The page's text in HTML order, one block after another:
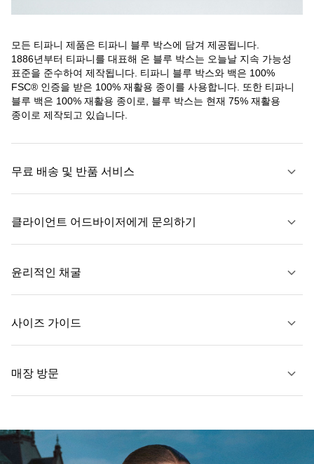
모든 티파니 제품은 티파니 블루 박스에 담겨 제공됩니다.
1886년부터 티파니를 대표해 온 블루 박스는 오늘날 지속 가능성
표준을 준수하여 제작됩니다. 티파니 블루 박스와 백은 100%
FSC® 인증을 받은 100% 재활용 종이를 사용합니다. 또한 티파니
블루 백은 100% 재활용 종이로, 블루 박스는 현재 75% 재활용
종이로 제작되고 있습니다.
무료 배송 및 반품 서비스
자세히 보기
클라이언트 어드바이저에게 문의하기
윤리적인 채굴
사이즈 가이드
자세히 보기
매장 방문
가까운 매장 찾기